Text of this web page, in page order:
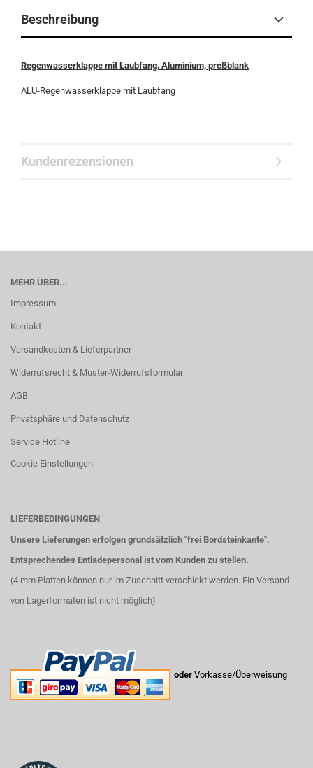
Beschreibung
Regenwasserklappe mit Laubfang, Aluminium, preßblank
ALU-Regenwasserklappe mit Laubfang
Kundenrezensionen
MEHR ÜBER...
Impressum
Kontakt
Versandkosten & Lieferpartner
Widerrufsrecht & Muster-Widerrufsformular
AGB
Privatsphäre und Datenschutz
Service Hotline
Cookie Einstellungen
LIEFERBEDINGUNGEN
Unsere Lieferungen erfolgen grundsätzlich "frei Bordsteinkante".
Entsprechendes Entladepersonal ist vom Kunden zu stellen.
(4 mm Platten können nur im Zuschnitt verschickt werden. Ein Versand
von Lagerformaten ist nicht möglich)
oder Vorkasse/Überweisung